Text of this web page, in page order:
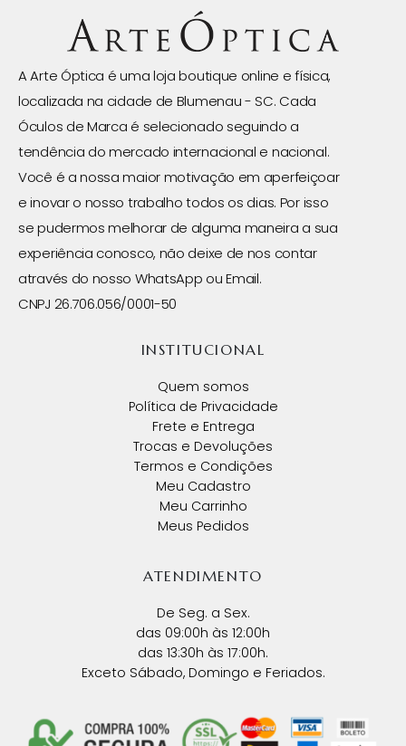
A Arte Óptica é uma loja boutique online e física,
localizada na cidade de Blumenau - SC. Cada
Óculos de Marca é selecionado seguindo a
tendência do mercado internacional e nacional.
Você é a nossa maior motivação em aperfeiçoar
e inovar o nosso trabalho todos os dias. Por isso
se pudermos melhorar de alguma maneira a sua
experiência conosco, não deixe de nos contar
através do nosso WhatsApp ou Email.
CNPJ 26.706.056/0001-50
INSTITUCIONAL
Quem somos
Política de Privacidade
Frete e Entrega
Trocas e Devoluções
Termos e Condições
Meu Cadastro
Meu Carrinho
Meus Pedidos
ATENDIMENTO
De Seg. a Sex.
das 09:00h às 12:00h
das 13:30h às 17:00h.
Exceto Sábado, Domingo e Feriados.